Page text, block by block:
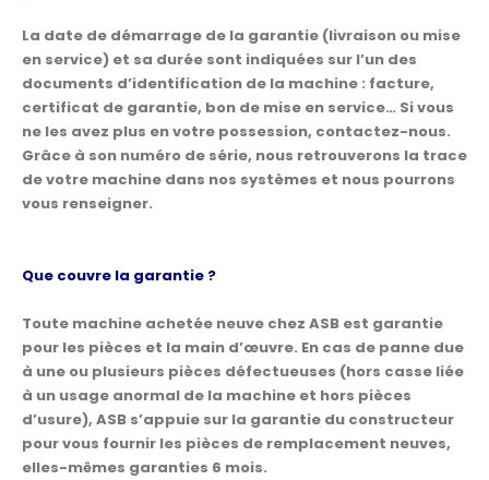
La date de démarrage de la garantie (livraison ou mise
en service) et sa durée sont indiquées sur l’un des
documents d’identification de la machine : facture,
certificat de garantie, bon de mise en service… Si vous
ne les avez plus en votre possession, contactez-nous.
Grâce à son numéro de série, nous retrouverons la trace
de votre machine dans nos systèmes et nous pourrons
vous renseigner.
Que couvre la garantie ?
Toute machine achetée neuve chez ASB est garantie
pour les pièces et la main d’œuvre. En cas de panne due
à une ou plusieurs pièces défectueuses (hors casse liée
à un usage anormal de la machine et hors pièces
d’usure), ASB s’appuie sur la garantie du constructeur
pour vous fournir les pièces de remplacement neuves,
elles-mêmes garanties 6 mois.